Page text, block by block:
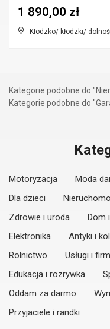
Kłodzko/ kłodzki/
1 890,00 zł
Kategorie podobne do
Kategorie podobne do
Motoryzacja Moda
Dla dzieci
Zdrowie i uroda
Dom
Elektronika
Antyki i
Rolnictwo
Usługi i
Edukacja i rozrywka
Oddam za darmo
Przyjaciele i randki